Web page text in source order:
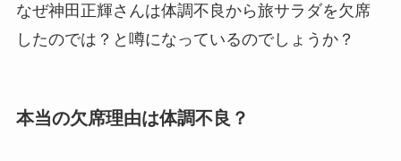
なぜ神田正輝さんは体調不良から旅サラダを欠席
したのでは？と噂になっているのでしょうか？
本当の欠席理由は体調不良？